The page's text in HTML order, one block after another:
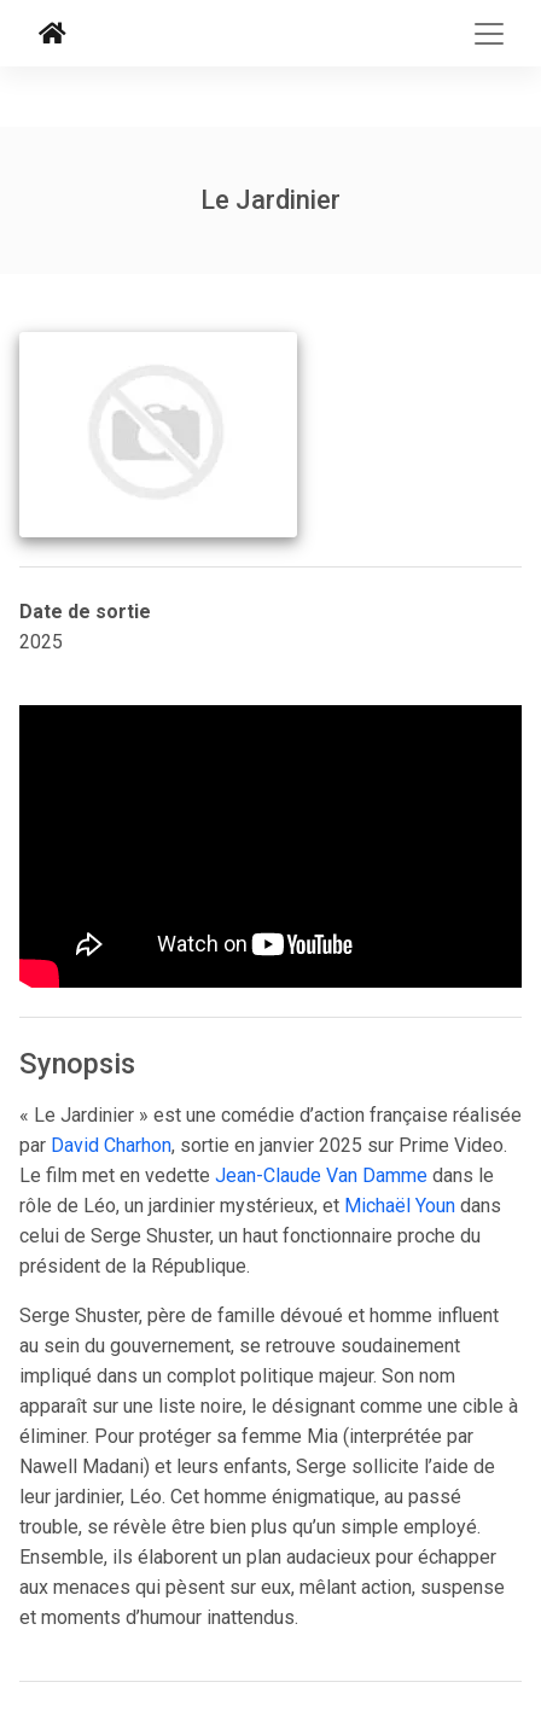
Le Jardinier
Date de sortie
2025
Synopsis
« Le Jardinier » est une comédie d’action française réalisée
par David Charhon, sortie en janvier 2025 sur Prime Video.
Le film met en vedette Jean-Claude Van Damme dans le
rôle de Léo, un jardinier mystérieux, et Michaël Youn dans
celui de Serge Shuster, un haut fonctionnaire proche du
président de la République.
Serge Shuster, père de famille dévoué et homme influent
au sein du gouvernement, se retrouve soudainement
impliqué dans un complot politique majeur. Son nom
apparaît sur une liste noire, le désignant comme une cible à
éliminer. Pour protéger sa femme Mia (interprétée par
Nawell Madani) et leurs enfants, Serge sollicite l’aide de
leur jardinier, Léo. Cet homme énigmatique, au passé
trouble, se révèle être bien plus qu’un simple employé.
Ensemble, ils élaborent un plan audacieux pour échapper
aux menaces qui pèsent sur eux, mêlant action, suspense
et moments d’humour inattendus.